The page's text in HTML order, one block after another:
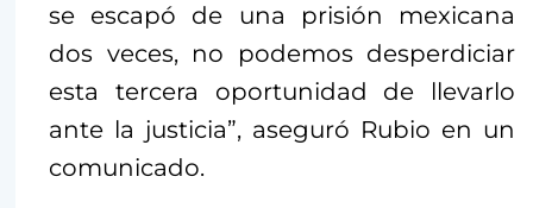
se escapó de una prisión mexicana
dos veces, no podemos desperdiciar
esta tercera oportunidad de llevarlo
ante la justicia”, aseguró Rubio en un
comunicado.